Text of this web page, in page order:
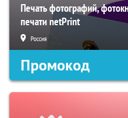
Печать фотографий,
печати netPrint
Россия
Промокод